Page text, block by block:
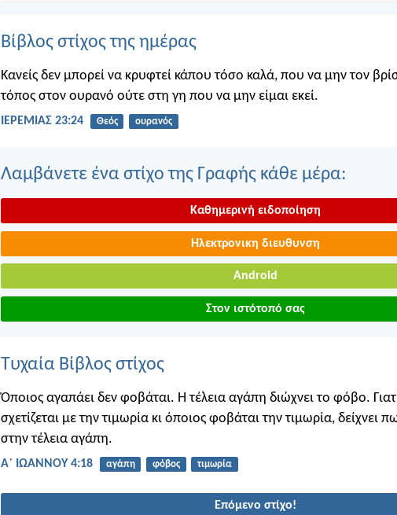
Βίβλος στίχος της ημέρας
Κανείς δεν μπορεί να κρυφτεί κάπου τόσο καλά, που να μην τον
τόπος στον ουρανό ούτε στη γη που να μην είμαι εκεί.
ΙΕΡΕΜΙΑΣ 23:24 Θεός ουρανός
Λαμβάνετε ένα στίχο της Γραφής κάθε μέρα:
Καθημερινή ειδοποίηση
Ηλεκτρονικη διευθυνση
Android
Στον ιστότοπό σας
Τυχαία Βίβλος στίχος
Όποιος αγαπάει δεν φοβάται. Η τέλεια αγάπη διώχνει το φόβο.
σχετίζεται με την τιμωρία κι όποιος φοβάται την τιμωρία, δείχνει
στην τέλεια αγάπη.
Α΄ ΙΩΑΝΝΟΥ 4:18 αγάπη φόβος τιμωρία
Επόμενο στίχο!